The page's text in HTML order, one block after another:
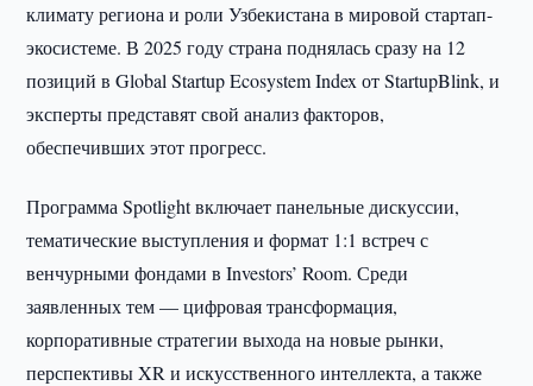
климату региона и роли Узбекистана в мировой стартап-
экосистеме. В 2025 году страна поднялась сразу на 12
позиций в Global Startup Ecosystem Index от StartupBlink, и
эксперты представят свой анализ факторов,
обеспечивших этот прогресс.
Программа Spotlight включает панельные дискуссии,
тематические выступления и формат 1:1 встреч с
венчурными фондами в Investors’ Room. Среди
заявленных тем — цифровая трансформация,
корпоративные стратегии выхода на новые рынки,
перспективы XR и искусственного интеллекта, а также